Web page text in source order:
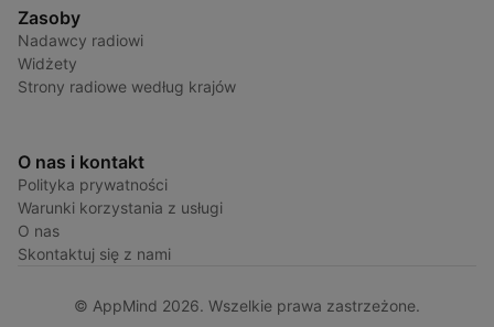
Zasoby
Nadawcy radiowi
Widżety
Strony radiowe według krajów
O nas i kontakt
Polityka prywatności
Warunki korzystania z usługi
O nas
Skontaktuj się z nami
© AppMind 2026. Wszelkie prawa zastrzeżone.